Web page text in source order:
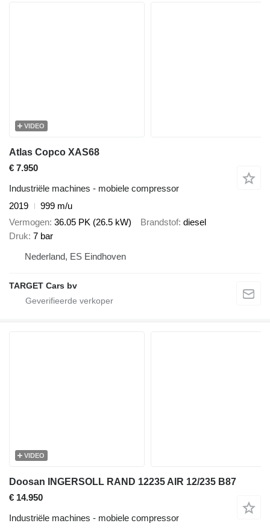
VIDEO
Atlas Copco XAS68
€ 7.950
Industriële machines - mobiele compressor
2019
999 m/u
Vermogen 36.05 PK (26.5 kW) Brandstof diesel
Druk 7 bar
Nederland, ES Eindhoven
TARGET Cars bv
VIDEO
Doosan INGERSOLL RAND 12235 AIR 12/235 B87
€ 14.950
Industriële machines - mobiele compressor